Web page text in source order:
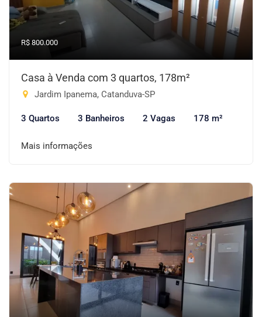
R$ 800.000
Casa à Venda com 3 quartos, 178m²
Jardim Ipanema, Catanduva-SP
3 Quartos 3 Banheiros 2 Vagas 178 m²
Mais informações